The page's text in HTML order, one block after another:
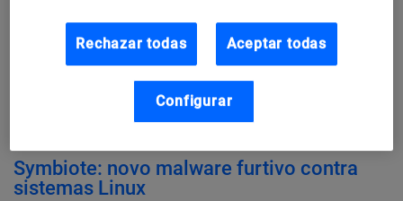
mandiant-no-evidence-we-were-hacked-by-lockbit-
ransomware/
* * *
Symbiote: novo malware furtivo contra
sistemas Linux
Rechazar todas Aceptar todas
Configurar